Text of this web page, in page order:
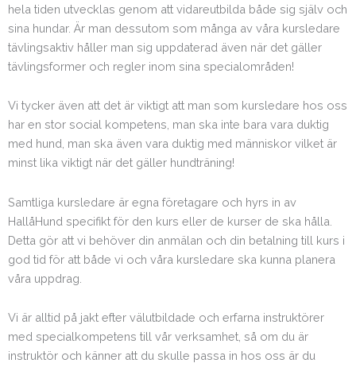
hela tiden utvecklas genom att vidareutbilda både sig själv och
sina hundar. Är man dessutom som många av våra kursledare
tävlingsaktiv håller man sig uppdaterad även när det gäller
tävlingsformer och regler inom sina specialområden!
Vi tycker även att det är viktigt att man som kursledare hos oss
har en stor social kompetens, man ska inte bara vara duktig
med hund, man ska även vara duktig med människor vilket är
minst lika viktigt när det gäller hundträning!
Samtliga kursledare är egna företagare och hyrs in av
HallåHund specifikt för den kurs eller de kurser de ska hålla.
Detta gör att vi behöver din anmälan och din betalning till kurs i
god tid för att både vi och våra kursledare ska kunna planera
våra uppdrag.
Vi är alltid på jakt efter välutbildade och erfarna instruktörer
med specialkompetens till vår verksamhet, så om du är
instruktör och känner att du skulle passa in hos oss är du